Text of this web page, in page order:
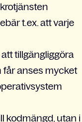
t.ex. att varje
tillgängliggöra
får anses mycket
kodmängd, utan i